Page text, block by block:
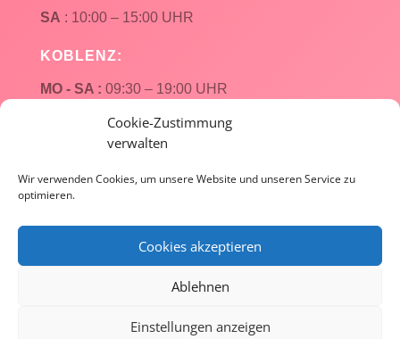
Cookie-Zustimmung
verwalten
Wir verwenden Cookies, um unsere Website und unseren Service zu
optimieren.
Cookies akzeptieren
Ablehnen
Einstellungen anzeigen
SA : 10:00 – 15:00 UHR
KOBLENZ:
MO - SA : 09:30 – 19:00 UHR
Datenschutz
Impressum
Cookie-Richtlinie (EU)
Copyright 2020Atelier Michael| Designed by